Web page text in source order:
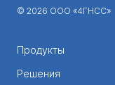
© 2026 ООО «4ГНСС»
Продукты
Решения